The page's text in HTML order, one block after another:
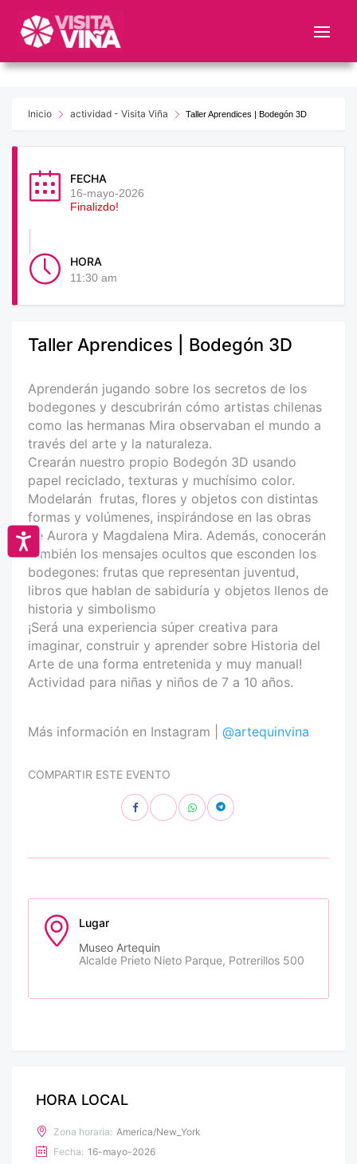
este
web
sistema
Accesibilidad
Inicio actividad - Visita Viña Taller Aprendices | Bodegón 3D
FECHA
16-mayo-2026
Finalizdo!
HORA
11:30 am
Taller Aprendices | Bodegón 3D
Aprenderán jugando sobre los secretos de los
bodegones y descubrirán cómo artistas chilenas
como las hermanas Mira observaban el mundo a
través del arte y la naturaleza.
Crearán nuestro propio Bodegón 3D usando
papel reciclado, texturas y muchísimo color.
Modelarán frutas, flores y objetos con distintas
formas y volúmenes, inspirándose en las obras
de Aurora y Magdalena Mira. Además, conocerán
también los mensajes ocultos que esconden los
bodegones: frutas que representan juventud,
libros que hablan de sabiduría y objetos llenos de
historia y simbolismo
¡Será una experiencia súper creativa para
imaginar, construir y aprender sobre Historia del
Arte de una forma entretenida y muy manual!
Actividad para niñas y niños de 7 a 10 años.
Más información en Instagram | @artequinvina
COMPARTIR ESTE EVENTO
Lugar
Museo Artequin
Alcalde Prieto Nieto Parque, Potrerillos 500
HORA LOCAL
Zona horaria: America/New_York
Fecha: 16-mayo-2026